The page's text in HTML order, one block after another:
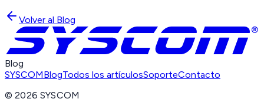
Volver al Blog
Blog
SYSCOMBlogTodos los artículosSoporteContacto
©2026 SYSCOM